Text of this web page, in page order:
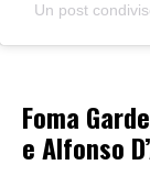
Un post
Foma
e Alfonso